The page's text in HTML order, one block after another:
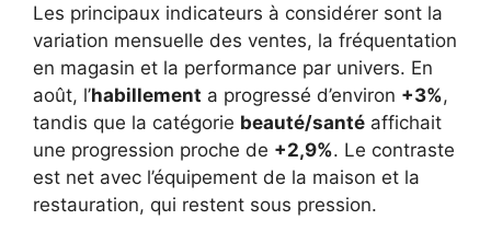
Les principaux indicateurs à considérer sont la
variation mensuelle des ventes, la fréquentation
en magasin et la performance par univers. En
août, l’habillement a progressé d’environ +3%,
tandis que la catégorie beauté/santé affichait
une progression proche de +2,9%. Le contraste
est net avec l’équipement de la maison et la
restauration, qui restent sous pression.